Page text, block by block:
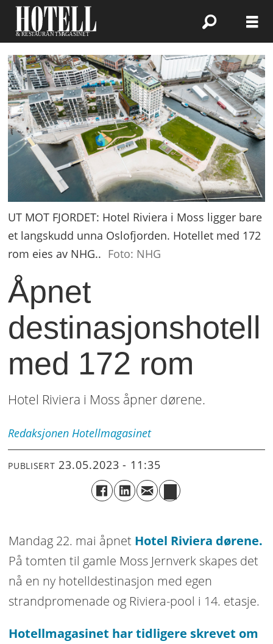
UT MOT FJORDET: Hotel Riviera i Moss ligger bare
et langskudd unna Oslofjorden. Hotellet med 172
rom eies av NHG.. Foto: NHG
Åpnet
destinasjonshotell
med 172 rom
Hotel Riviera i Moss åpner dørene.
Redaksjonen Hotellmagasinet
PUBLISERT 23.05.2023 - 11:35
Mandag 22. mai åpnet Hotel Riviera dørene.
På tomten til gamle Moss Jernverk skapes det
nå en ny hotelldestinasjon med egen
strandpromenade og Riviera-pool i 14. etasje.
Hotellmagasinet har tidligere skrevet om